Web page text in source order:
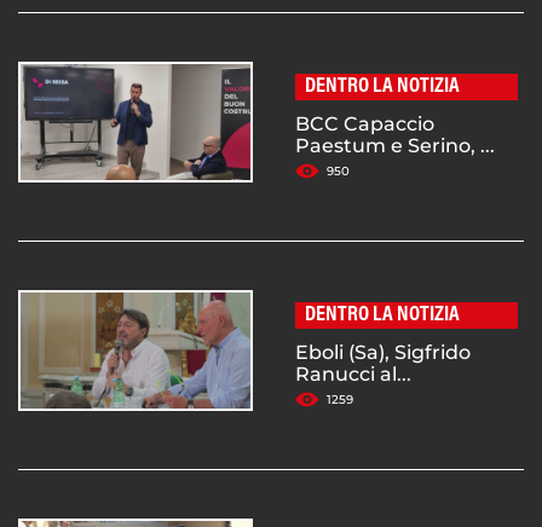
DENTRO LA NOTIZIA
BCC Capaccio
Paestum e Serino, ...
950
DENTRO LA NOTIZIA
Eboli (Sa), Sigfrido
Ranucci al...
1259